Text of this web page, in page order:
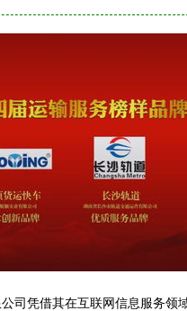
司凭借其在互联网信息服务